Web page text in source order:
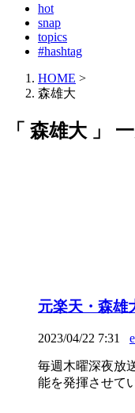
hot
snap
topics
#hashtag
HOME >
森雄大
「 森雄大 」
元楽天・森雄
2023/04/22 7:31
毎週木曜深夜放
能を発揮させて